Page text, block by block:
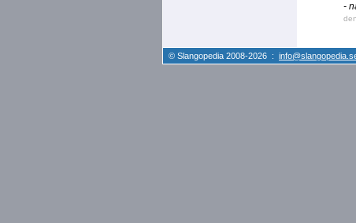
-
© Slangopedia 2008-2026 :